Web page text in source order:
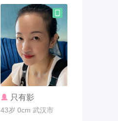
联系TA
只有影
43岁 0cm 武汉市